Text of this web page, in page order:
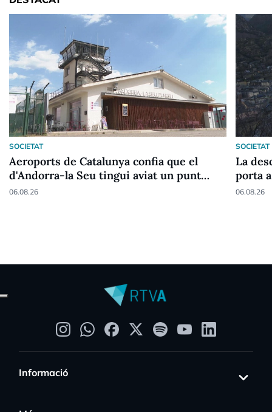
SOCIETAT
Aeroports de Catalunya confia que el
d'Andorra-la Seu tingui aviat un punt
fronterer Schengen
06.08.26
SOCIETAT
La
porta
06.08.26
Informació